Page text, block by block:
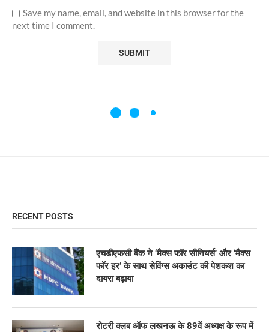
Save my name, email, and website in this browser for the
next time I comment.
RECENT POSTS
एचडीएफसी बैंक ने ‘मैक्स फॉर सीनियर्स’ और ‘मैक्स
फॉर हर’ के साथ सेविंग्स अकाउंट की पेशकश का
दायरा बढ़ाया
रोटरी क्लब ऑफ लखनऊ के 89वें अध्यक्ष के रूप में